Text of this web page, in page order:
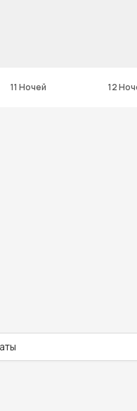
11 Ночей 12